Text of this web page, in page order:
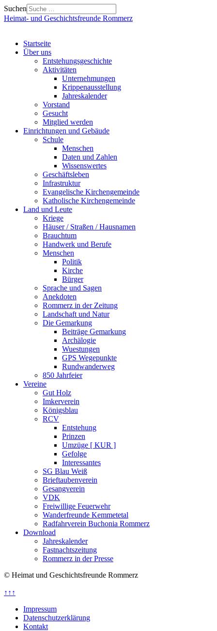
Suchen
Heimat- und Geschichtsfreunde Rommerz
Startseite
Über uns
Entstehungsgeschichte
Aktivitäten
Unternehmungen
Krippenausstellung
Jahreskalender
Vorstand
Gesucht
Mitglied werden
Einrichtungen und Gebäude
Schule
Menschen
Daten und Zahlen
Wissenswertes
Geschäftsleben
Infrastruktur
Evangelische Kirchengemeinde
Katholische Kirchengemeinde
Land und Leute
Kriege
Häuser / Straßen / Hausnamen
Brauchtum
Handwerk und Berufe
Menschen
Politik
Kirche
Bürger
Sprache und Sagen
Anekdoten
Rommerz in der Zeitung
Landschaft und Natur
Die Gemarkung
Beiträge Gemarkung
Archälogie
Wuestungen
GPS Wegepunkte
Rundwanderweg
850 Jahrfeier
Vereine
Gut Holz
Imkerverein
Königsblau
RCV
Entstehung
Prinzen
Umzüge [ KUR ]
Gefolge
Interessantes
SG Blau Weiß
Brieftaubenverein
Gesangverein
VDK
Freiwillige Feuerwehr
Wanderfreunde Kemmetetal
Radfahrverein Buchonia Rommerz
Download
Jahreskalender
Fastnachtszeitung
Rommerz in der Presse
© Heimat und Geschichtsfreunde Rommerz
↑↑↑
Impressum
Datenschutzerklärung
Kontakt